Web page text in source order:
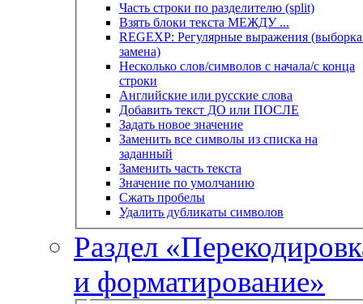
Часть строки по разделителю (split)
Взять блоки текста МЕЖДУ ...
REGEXP: Регулярные выражения
замена)
Несколько слов/символов с начала/с конца
строки
Английские или русские слова
Добавить текст ДО или ПОСЛЕ
Задать новое значение
Заменить все символы из списка на
заданный
Заменить часть текста
Значение по умолчанию
Сжать пробелы
Удалить дубликаты символов
Раздел
и форматирование»